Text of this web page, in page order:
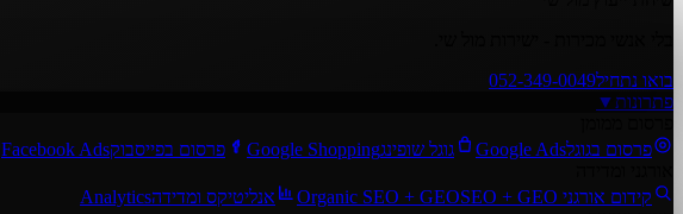
בואו נתחיל052-349-0049
פתרונות ▼
פרסום בגוגלGoogle Ads גוגל שופינגGoogle Shopping פרסום בפייסבוקFacebook Ads
קידום אורגני SEO + GEO
Organic SEO + GEO אנליטיקס ומדידהAnalytics